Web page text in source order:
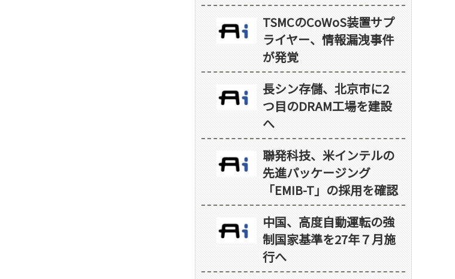
TSMCのCoWoS装置サプ
ライヤー、情報漏洩事件
が発覚
長シン存儲、北京市に2
つ目のDRAM工場を建設
へ
聯発科技、米インテルの
先進パッケージング
「EMIB-T」の採用を確認
中国、高度自動運転の強
制国家基準を27年７月施
行へ